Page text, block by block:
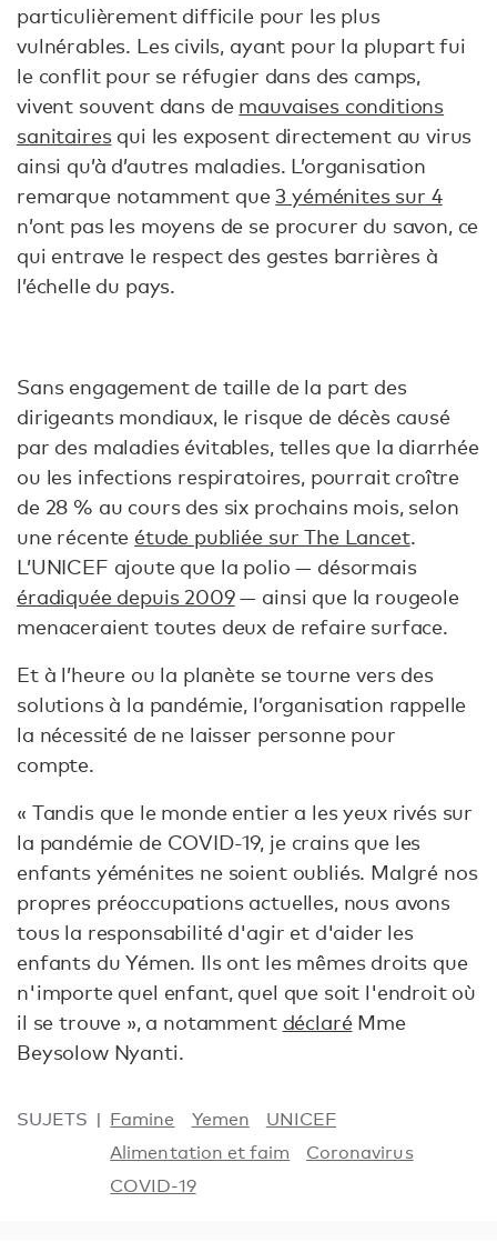
particulièrement difficile pour les plus
vulnérables. Les civils, ayant pour la plupart fui
le conflit pour se réfugier dans des camps,
vivent souvent dans de mauvaises conditions
sanitairesqui les exposent directement au virus
ainsi qu’à d’autres maladies. L’organisation
remarque notamment que3 yéménites sur 4
n’ont pas les moyens de se procurer du savon, ce
qui entrave le respect des gestes barrières à
l’échelle du pays.
Sans engagement de taille de la part des
dirigeants mondiaux, le risque de décès causé
par des maladies évitables, telles que la diarrhée
ou les infections respiratoires, pourrait croître
de 28 % au cours des six prochains mois, selon
une récente étude publiée sur The Lancet.
L’UNICEF ajoute que la polio — désormais
éradiquée depuis 2009— ainsi que la rougeole
menaceraient toutes deux de refaire surface.
Et à l’heure ou la planète se tourne vers des
solutions à la pandémie, l’organisation rappelle
la nécessité de ne laisser personne pour
compte.
« Tandis que le monde entier a les yeux rivés sur
la pandémie de COVID-19, je crains que les
enfants yéménites ne soient oubliés. Malgré nos
propres préoccupations actuelles, nous avons
tous la responsabilité d'agir et d'aider les
enfants du Yémen. Ils ont les mêmes droits que
n'importe quel enfant, quel que soit l'endroit où
il se trouve », a notamment déclaréMme
Beysolow Nyanti.
SUJETS Famine Yemen
UNICEF
Alimentation et faim
Coronavirus
COVID-19